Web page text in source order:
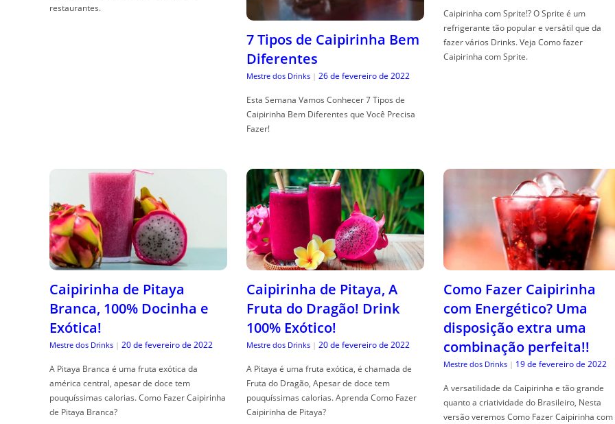
restaurantes.
7 Tipos de Caipirinha Bem
Diferentes
Mestre dos Drinks | 26 de fevereiro de 2022
Esta Semana Vamos Conhecer 7 Tipos de
Caipirinha Bem Diferentes que Você Precisa
Fazer!
Caipirinha com Sprite!? O Sprite é um
refrigerante tão popular e versátil que da
fazer vários Drinks. Veja Como fazer
Caipirinha com Sprite.
Caipirinha de Pitaya
Branca, 100% Docinha e
Exótica!
Mestre dos Drinks | 20 de fevereiro de 2022
A Pitaya Branca é uma fruta exótica da
américa central, apesar de doce tem
pouquíssimas calorias. Como Fazer Caipirinha
de Pitaya Branca?
Caipirinha de Pitaya, A
Fruta do Dragão! Drink
100% Exótico!
Mestre dos Drinks | 20 de fevereiro de 2022
A Pitaya é uma fruta exótica, é chamada de
Fruta do Dragão, Apesar de doce tem
pouquíssimas calorias. Aprenda Como Fazer
Caipirinha de Pitaya?
Como Fazer Caipirinha
com Energético? Uma
disposição extra uma
combinação perfeita!!
Mestre dos Drinks | 19 de fevereiro de 2022
A versatilidade da Caipirinha e tão grande
quanto a criatividade do Brasileiro, Nesta
versão veremos Como Fazer Caipirinha com